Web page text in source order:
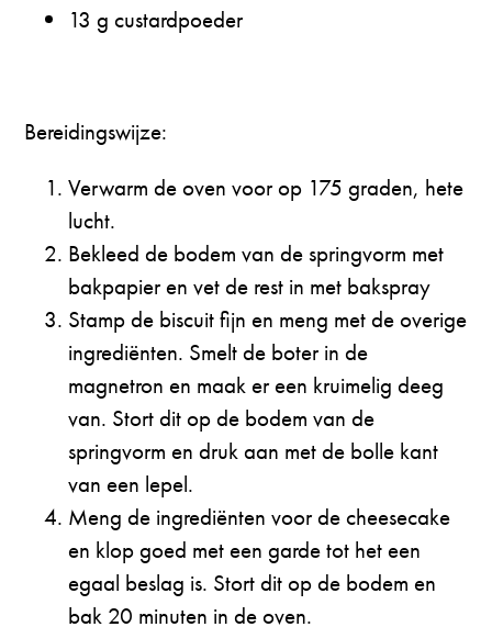
13 g custardpoeder
Bereidingswijze:
Verwarm de oven voor op 175 graden, hete
lucht.
Bekleed de bodem van de springvorm met
bakpapier en vet de rest in met bakspray
Stamp de biscuit fijn en meng met de overige
ingrediënten. Smelt de boter in de
magnetron en maak er een kruimelig deeg
van. Stort dit op de bodem van de
springvorm en druk aan met de bolle kant
van een lepel.
Meng de ingrediënten voor de cheesecake
en klop goed met een garde tot het een
egaal beslag is. Stort dit op de bodem en
bak 20 minuten in de oven.